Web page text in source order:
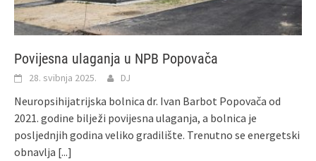
Povijesna ulaganja u NPB Popovača
28. svibnja 2025. DJ
Neuropsihijatrijska bolnica dr. Ivan Barbot Popovača od
2021. godine bilježi povijesna ulaganja, a bolnica je
posljednjih godina veliko gradilište. Trenutno se energetski
obnavlja [...]